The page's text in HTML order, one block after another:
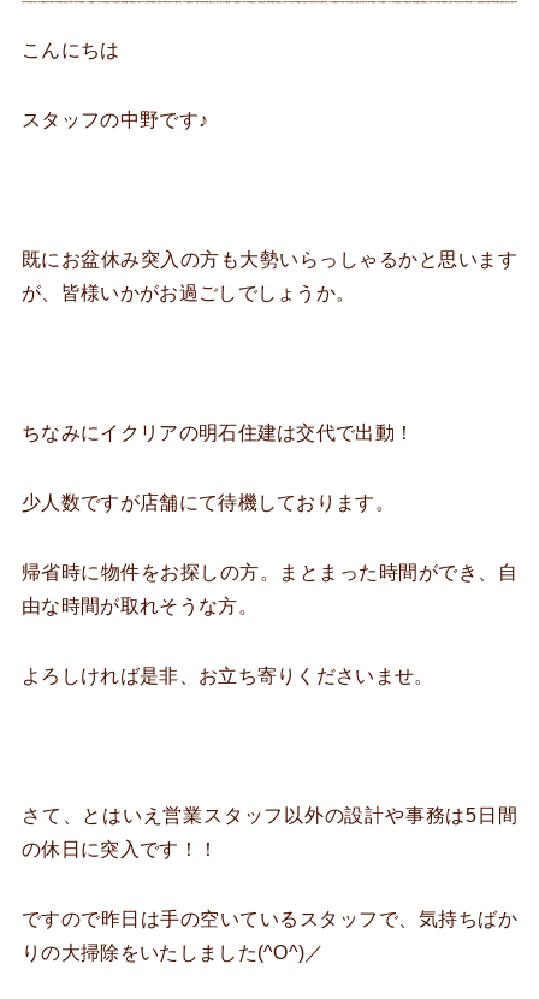
こんにちは
スタッフの中野です♪
既にお盆休み突入の方も大勢いらっしゃるかと思います
が、皆様いかがお過ごしでしょうか。
ちなみにイクリアの明石住建は交代で出動！
少人数ですが店舗にて待機しております。
帰省時に物件をお探しの方。まとまった時間ができ、自
由な時間が取れそうな方。
よろしければ是非、お立ち寄りくださいませ。
さて、とはいえ営業スタッフ以外の設計や事務は5日間
の休日に突入です！！
ですので昨日は手の空いているスタッフで、気持ちばか
りの大掃除をいたしました(^O^)／